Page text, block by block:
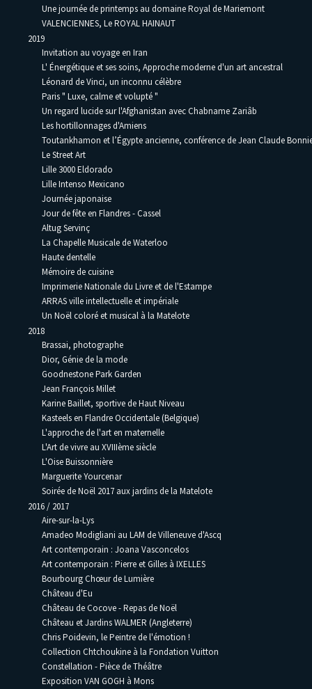
Une journée de printemps au domaine Royal de Mariemont
VALENCIENNES, Le ROYAL HAINAUT
2019
Invitation au voyage en Iran
L' Énergétique et ses soins, Approche moderne d'un art ancestral
Léonard de Vinci, un inconnu célèbre
Paris " Luxe, calme et volupté "
Un regard lucide sur l'Afghanistan avec Chabname Zariâb
Les hortillonnages d'Amiens
Toutankhamon et l’Égypte ancienne, conférence de Jean Claude
Le Street Art
Lille 3000 Eldorado
Lille Intenso Mexicano
Journée japonaise
Jour de fête en Flandres - Cassel
Altug Servinç
La Chapelle Musicale de Waterloo
Haute dentelle
Mémoire de cuisine
Imprimerie Nationale du Livre et de l'Estampe
ARRAS ville intellectuelle et impériale
Un Noël coloré et musical à la Matelote
2018
Brassai, photographe
Dior, Génie de la mode
Goodnestone Park Garden
Jean François Millet
Karine Baillet, sportive de Haut Niveau
Kasteels en Flandre Occidentale (Belgique)
L'approche de l'art en maternelle
L'Art de vivre au XVIIIème siècle
L'Oise Buissonnière
Marguerite Yourcenar
Soirée de Noël 2017 aux jardins de la Matelote
2016 / 2017
Aire-sur-la-Lys
Amadeo Modigliani au LAM de Villeneuve d'Ascq
Art contemporain : Joana Vasconcelos
Art contemporain : Pierre et Gilles à IXELLES
Bourbourg Chœur de Lumière
Château d'Eu
Château de Cocove - Repas de Noël
Château et Jardins WALMER (Angleterre)
Chris Poidevin, le Peintre de l'émotion !
Collection Chtchoukine à la Fondation Vuitton
Constellation - Pièce de Théâtre
Exposition VAN GOGH à Mons